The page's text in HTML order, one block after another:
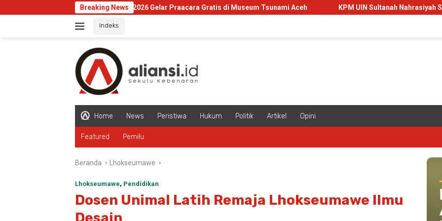
ke
Breaking News
Sangerday Fest 2026 Gelar Praacara Gratis di Museum Tsunami Aceh KPM UIN Sultanah Nahrasiyah Sulap Lahan
Indeks
Home News Peristiwa Hukum Politik Artikel Opini
Featured Pemilu
Beranda Lhokseumawe
Lhokseumawe, Pendidikan
Dosen Unimal Latih Remaja Lhokseumawe Ilmu